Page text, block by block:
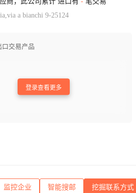
a bianchi 9-25124
口交易产品
登录查看更多
监控企业 智能搜邮 挖掘联系方式